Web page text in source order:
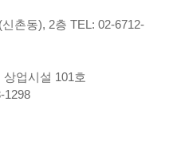
촌동), 2층 TEL: 02-6712-
업시설 101호
1298